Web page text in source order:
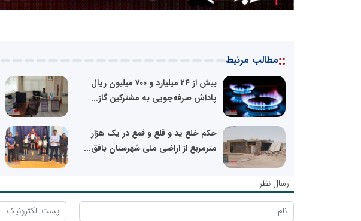
::مطالب مرتبط
بیش از ۲۴ میلیارد و ۷۰۰ میلیون ریال
پاداش صرفه‌جویی به مشترکین گاز...
حکم خلع ید و قلع و قمع در یک هزار
مترمربع از اراضی ملی شهرستان بافق...
ارسال نظر